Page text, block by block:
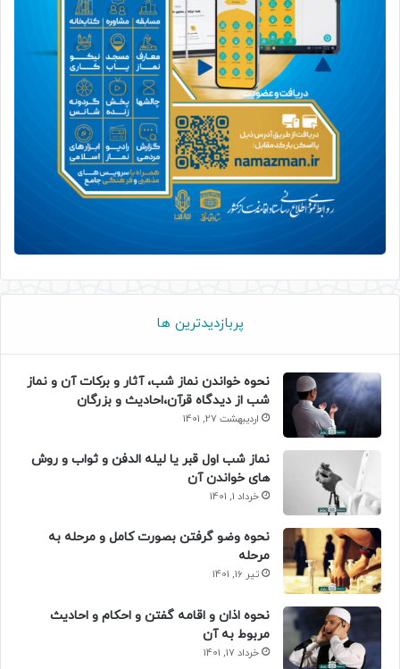
پربازدیدترین ها
نحوه خواندن نماز شب، آثار و برکات آن و نماز
شب از دیدگاه قرآن،احادیث و بزرگان
اردیبهشت 27, 1401
نماز شب اول قبر یا لیله الدفن و ثواب و روش
های خواندن آن
خرداد 1, 1401
نحوه وضو گرفتن بصورت کامل و مرحله به
مرحله
تیر 16, 1401
نحوه اذان و اقامه گفتن و احکام و احادیث
مربوط به آن
خرداد 17, 1401